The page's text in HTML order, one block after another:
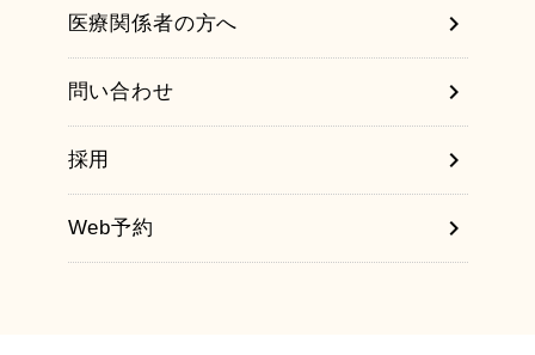
chevron_right
医療関係者の方へ
chevron_right
問い合わせ
chevron_right
採用
chevron_right
Web予約